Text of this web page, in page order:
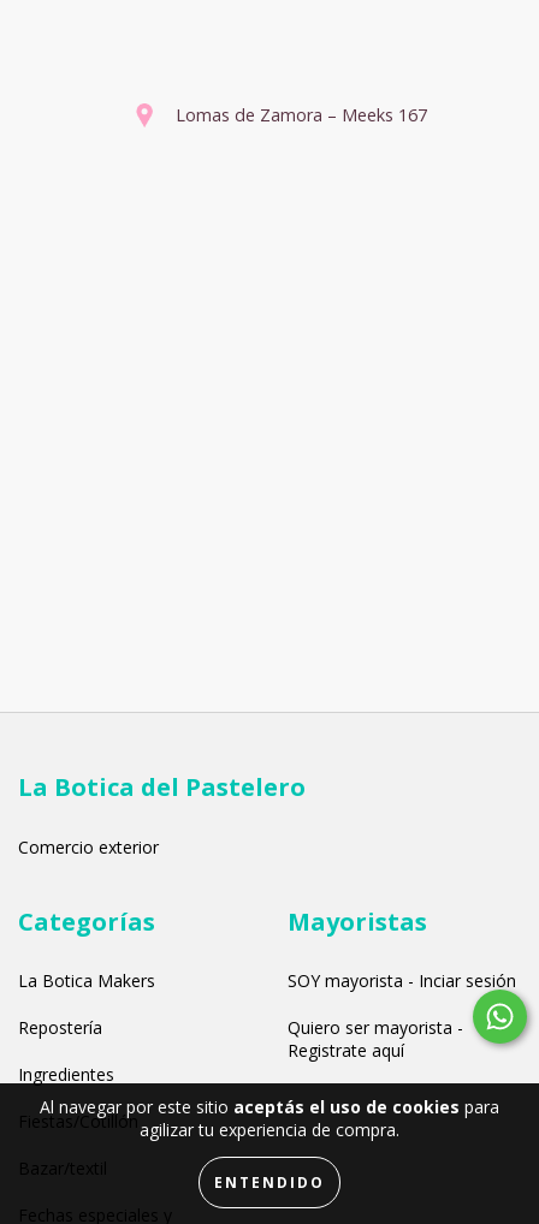
Al navegar por este sitio aceptás el uso de cookies para
agilizar tu experiencia de compra.
ENTENDIDO
Lomas de Zamora – Meeks 167
La Botica del Pastelero
Comercio exterior
Categorías
La Botica Makers
Repostería
Ingredientes
Fiestas/Cotillón
Bazar/textil
Fechas especiales y
Mayoristas
SOY mayorista - Inciar sesión
Quiero ser mayorista -
Registrate aquí